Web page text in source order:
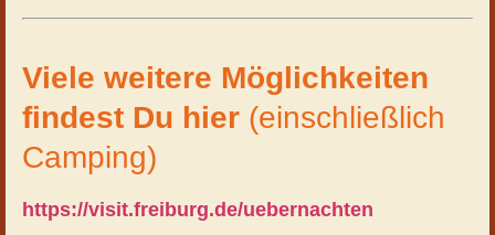
Viele weitere Möglichkeiten
findest Du hier (einschließlich
Camping)
https://visit.freiburg.de/uebernachten